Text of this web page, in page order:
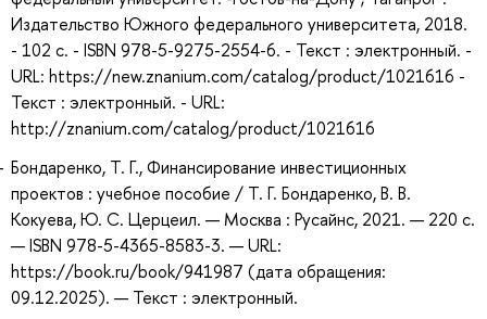
Издательство Южного федерального университета, 2018.
- 102 с. - ISBN 978-5-9275-2554-6. - Текст : электронный. -
URL: https://new.znanium.com/catalog/product/1021616 -
Текст : электронный. - URL:
http://znanium.com/catalog/product/1021616
Бондаренко, Т. Г., Финансирование инвестиционных
проектов : учебное пособие / Т. Г. Бондаренко, В. В.
Кокуева, Ю. С. Церцеил. — Москва : Русайнс, 2021. — 220 с.
— ISBN 978-5-4365-8583-3. — URL:
https://book.ru/book/941987 (дата обращения:
09.12.2025). — Текст : электронный.